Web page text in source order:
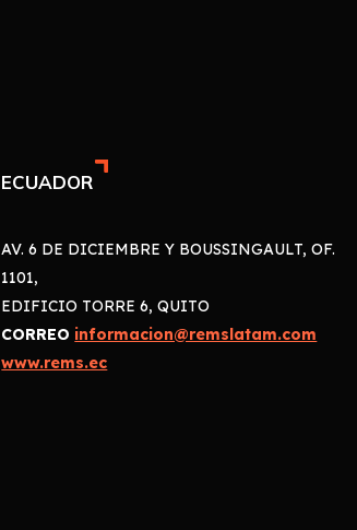
ECUADOR
AV. 6 DE DICIEMBRE Y BOUSSINGAULT, OF.
1101,
EDIFICIO TORRE 6, QUITO
CORREO informacion@remslatam.com
www.rems.ec